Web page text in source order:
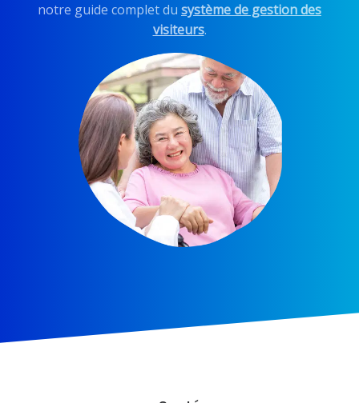
notre guide complet du système de gestion des
visiteurs.